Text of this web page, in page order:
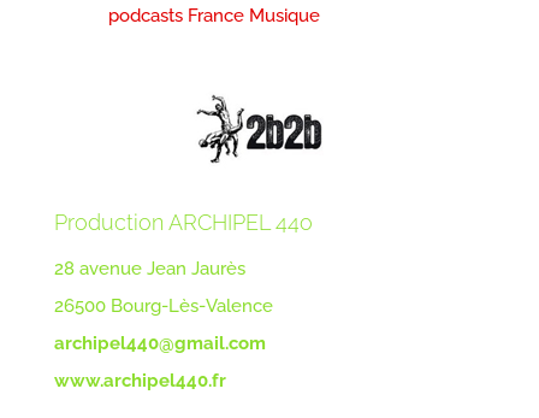
podcasts France Musique
Production ARCHIPEL 44o
28 avenue Jean Jaurès
26500 Bourg-Lès-Valence
archipel440@gmail.com
www.archipel440.fr